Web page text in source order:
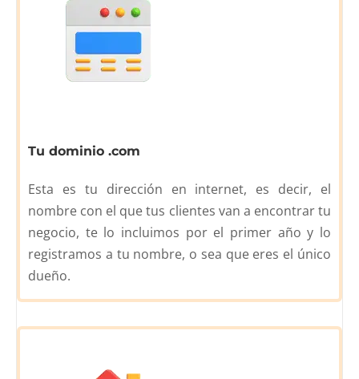
Tu dominio .com
Esta es tu dirección en internet, es decir, el
nombre con el que tus clientes van a encontrar tu
negocio, te lo incluimos por el primer año y lo
registramos a tu nombre, o sea que eres el único
dueño.